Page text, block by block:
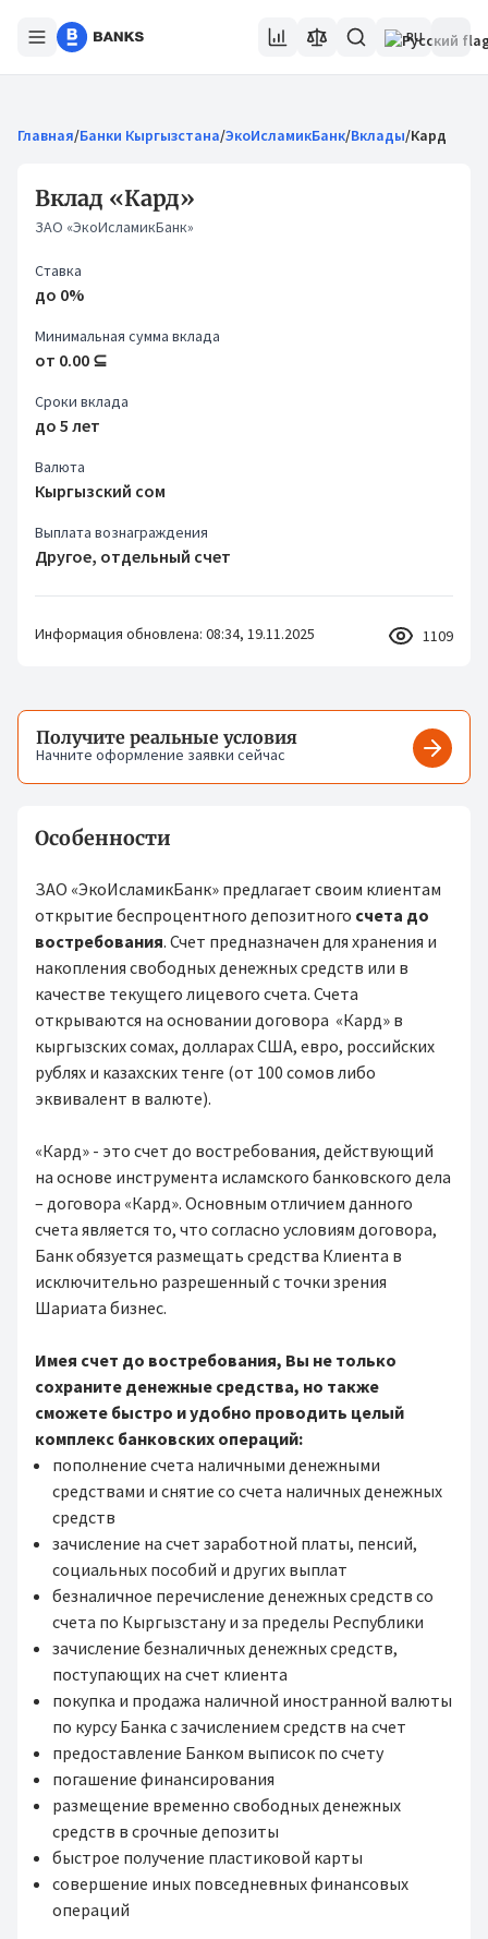
RU
Главная/Банки Кыргызстана/ЭкоИсламикБанк/Вклады/Кард
Вклад «Кард»
ЗАО «ЭкоИсламикБанк»
Ставка
до 0%
Минимальная сумма вклада
от 0.00 ⊆
Сроки вклада
до 5 лет
Валюта
Кыргызский сом
Выплата вознаграждения
Другое, отдельный счет
Информация обновлена: 08:34, 19.11.2025 1109
Получите реальные условия
Начните оформление заявки сейчас
Особенности
ЗАО «ЭкоИсламикБанк» предлагает своим клиентам
открытие беспроцентного депозитного счета до
востребования. Счет предназначен для хранения и
накопления свободных денежных средств или в
качестве текущего лицевого счета. Счета
открываются на основании договора «Кард» в
кыргызских сомах, долларах США, евро, российских
рублях и казахских тенге (от 100 сомов либо
эквивалент в валюте).
«Кард» - это счет до востребования, действующий
на основе инструмента исламского банковского дела
– договора «Кард». Основным отличием данного
счета является то, что согласно условиям договора,
Банк обязуется размещать средства Клиента в
исключительно разрешенный с точки зрения
Шариата бизнес.
Имея счет до востребования, Вы не только
сохраните денежные средства, но также
сможете быстро и удобно проводить целый
комплекс банковских операций:
пополнение счета наличными денежными
средствами и снятие со счета наличных денежных
средств
зачисление на счет заработной платы, пенсий,
социальных пособий и других выплат
безналичное перечисление денежных средств со
счета по Кыргызстану и за пределы Республики
зачисление безналичных денежных средств,
поступающих на счет клиента
покупка и продажа наличной иностранной валюты
по курсу Банка с зачислением средств на счет
предоставление Банком выписок по счету
погашение финансирования
размещение временно свободных денежных
средств в срочные депозиты
быстрое получение пластиковой карты
совершение иных повседневных финансовых
операций